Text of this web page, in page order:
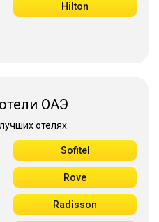
Hilton
ОАЭ
отелях
Sofitel
Rove
Radisson